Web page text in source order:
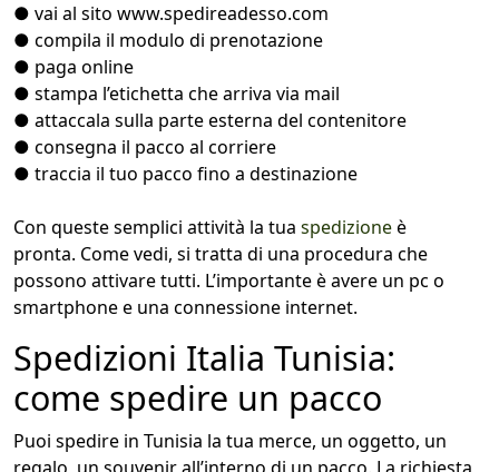
● vai al sito www.spedireadesso.com
● compila il modulo di prenotazione
● paga online
● stampa l’etichetta che arriva via mail
● attaccala sulla parte esterna del contenitore
● consegna il pacco al corriere
● traccia il tuo pacco fino a destinazione
Con queste semplici attività la tua spedizioneè
pronta. Come vedi, si tratta di una procedura che
possono attivare tutti. L’importante è avere un pc o
smartphone e una connessione internet.
Spedizioni Italia Tunisia:
come spedire un pacco
Puoi spedire in Tunisia la tua merce, un oggetto, un